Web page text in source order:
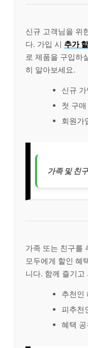
신규 고객님을 위
다. 가입 시 추가
로 제품을 구입하
히 알아보세요.
신규
첫 구매
회원가
가족 및 친
가족 또는 친구를
모두에게 할인 혜
니다. 함께 즐기고
추천인
피추천
혜택 공